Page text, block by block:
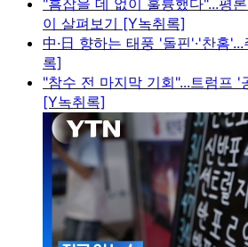
"흠잡을 데 없이 훌륭했다"...평
이 살펴보기 [Y녹취록]
中·日 향하는 태풍 '돌핀'·'찬홈
록]
"참수 전 마지막 기회"...트럼프 '
[Y녹취록]